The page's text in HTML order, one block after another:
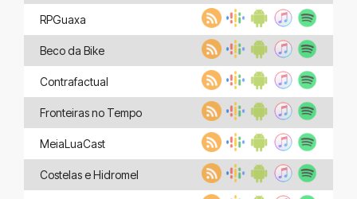
RPGuaxa
Beco da Bike
Contrafactual
Fronteiras no Tempo
MeiaLuaCast
Costelas e Hidromel